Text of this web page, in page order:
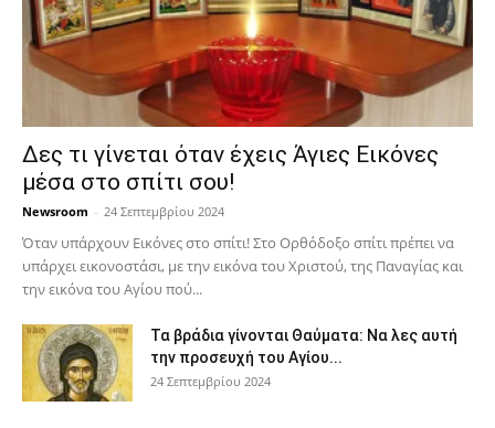
Δες τι γίνεται όταν έχεις Άγιες Εικόνες
μέσα στο σπίτι σου!
Newsroom - 24 Σεπτεμβρίου 2024
Όταν υπάρχουν Εικόνες στο σπίτι! Στο Ορθόδοξο σπίτι πρέπει να
υπάρχει εικονοστάσι, με την εικόνα του Χριστού, της Παν­αγίας και
την εικόνα του Αγίου πού...
Τα βράδια γίνονται Θαύματα: Να λες αυτή
την προσευχή του Αγίου...
24 Σεπτεμβρίου 2024